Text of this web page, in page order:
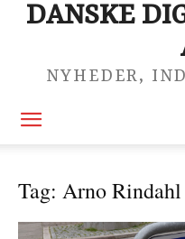
DANSKE
NYHEDER,
Tag: Arno Rindahl